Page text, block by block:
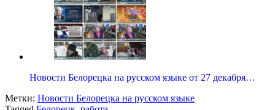
Новости Белорецка на русском языке от 27 декабря…
Метки: Новости Белорецка на русском языке